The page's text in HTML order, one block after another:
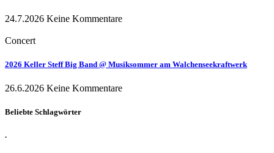
24.7.2026 Keine Kommentare
Concert
2026 Keller Steff Big Band @ Musiksommer am Walchenseekraftwerk
26.6.2026 Keine Kommentare
Beliebte Schlagwörter
.